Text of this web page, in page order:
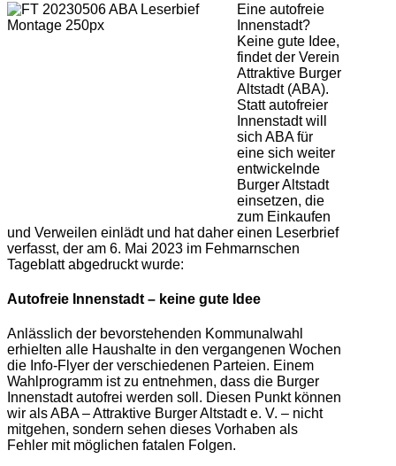
Eine autofreie
Innenstadt?
Keine gute Idee,
findet der Verein
Attraktive Burger
Altstadt (ABA).
Statt autofreier
Innenstadt will
sich ABA für
eine sich weiter
entwickelnde
Burger Altstadt
einsetzen, die
zum Einkaufen
und Verweilen einlädt und hat daher einen Leserbrief
verfasst, der am 6. Mai 2023 im Fehmarnschen
Tageblatt abgedruckt wurde:
Autofreie Innenstadt – keine gute Idee
Anlässlich der bevorstehenden Kommunalwahl
erhielten alle Haushalte in den vergangenen Wochen
die Info-Flyer der verschiedenen Parteien. Einem
Wahlprogramm ist zu entnehmen, dass die Burger
Innenstadt autofrei werden soll. Diesen Punkt können
wir als ABA – Attraktive Burger Altstadt e. V. – nicht
mitgehen, sondern sehen dieses Vorhaben als
Fehler mit möglichen fatalen Folgen.